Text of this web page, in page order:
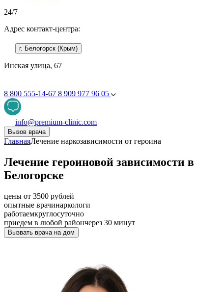
24/7
Адрес контакт-центра:
г. Белогорск (Крым)
Инская улица, 67
8 800 555-14-67 8 909 977 96 05
info@premium-clinic.com
Вызов врача
ГлавнаяЛечение наркозависимости от героина
Лечение героиновой зависимости в
Белогорске
цены от 3500 рублей
опытные врачинаркологи
работаемкруглосуточно
приедем в любой райончерез 30 минут
Вызвать врача на дом